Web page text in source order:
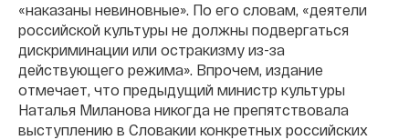
«наказаны невиновные». По его словам, «деятели
российской культуры не должны подвергаться
дискриминации или остракизму из-за
действующего режима». Впрочем, издание
отмечает, что предыдущий министр культуры
Наталья Миланова никогда не препятствовала
выступлению в Словакии конкретных российских